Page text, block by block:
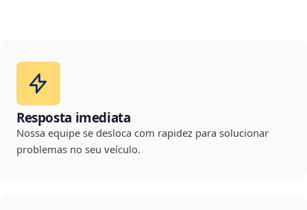
Resposta imediata
Nossa equipe se desloca com rapidez para solucionar
problemas no seu veículo.